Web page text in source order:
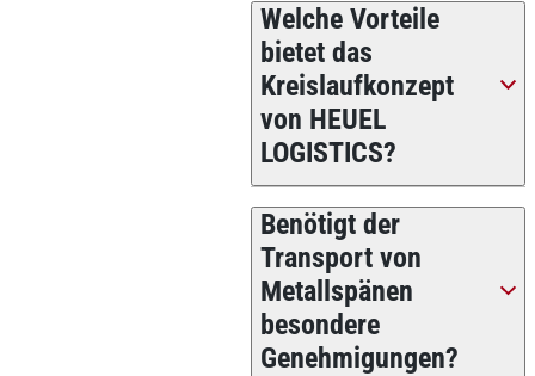
Welche Vorteile
bietet das
Kreislaufkonzept
von HEUEL
LOGISTICS?
Benötigt der
Transport von
Metallspänen
besondere
Genehmigungen?